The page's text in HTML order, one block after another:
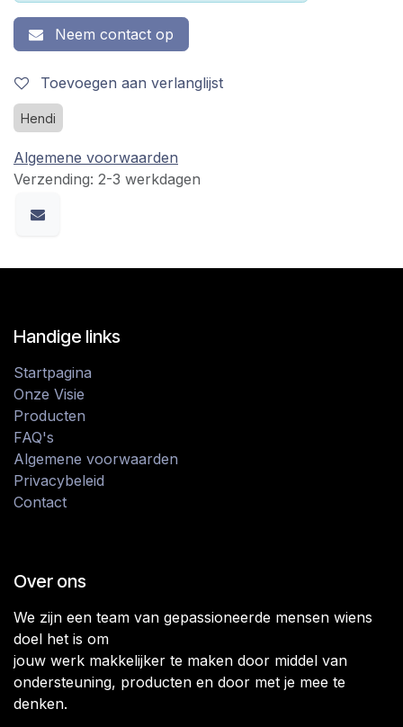
Neem contact op
Toevoegen aan verlanglijst
Hendi
Algemene voorwaarden
Verzending: 2-3 werkdagen
Handige links
Startpagina
Onze Visie
Producten
FAQ's
Algemene voorwaarden
Privacybeleid
Contact
Over ons
We zijn een team van gepassioneerde mensen wiens
doel het is om
jouw werk makkelijker te maken door middel van
ondersteuning, producten en door met je mee te
denken.